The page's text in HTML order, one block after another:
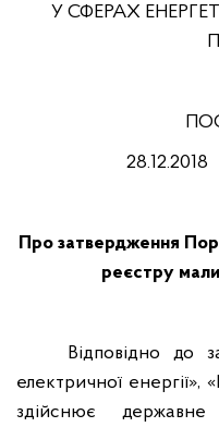
У СФЕРАХ
28.12.2018
Про затвердження
реєстру
Відповідно до
електричної
здійснює